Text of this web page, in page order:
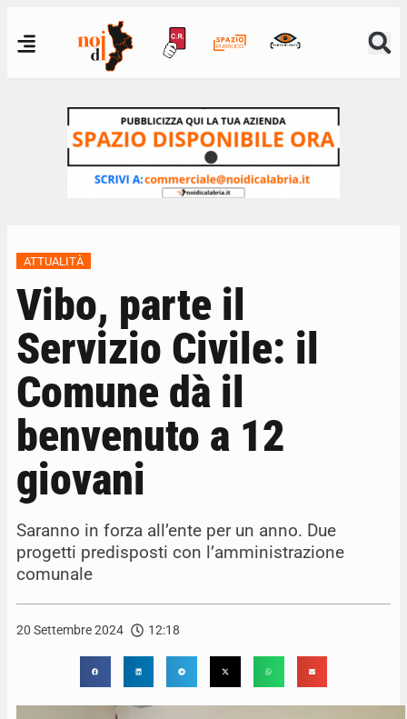
ATTUALITÀ
Vibo, parte il
Servizio Civile: il
Comune dà il
benvenuto a 12
giovani
Saranno in forza all’ente per un anno. Due
progetti predisposti con l’amministrazione
comunale
20 Settembre 2024 12:18